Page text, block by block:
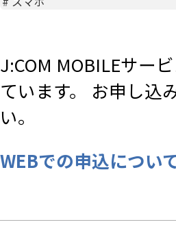
J:COM MOBILEサー
ています。 お申し込
い。
WEBでの申込につい